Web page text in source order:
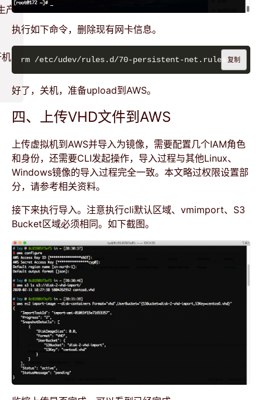
产
执行如下命令，删除现有网卡信息。
复制
好了，关机，准备upload到AWS。
四、上传VHD文件到AWS
上传虚拟机到AWS并导入为镜像，需要配置几个IAM角色
和身份，还需要CLI发起操作，导入过程与其他Linux、
Windows镜像的导入过程完全一致。本文略过权限设置部
分，请参考相关资料。
接下来执行导入。注意执行cli默认区域、vmimport、S3
Bucket区域必须相同。如下截图。